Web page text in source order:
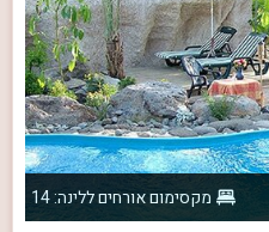
מקסימום אורחים ללינה: 14